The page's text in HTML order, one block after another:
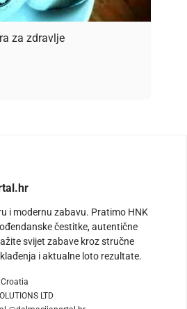
za zdravlje
i modernu zabavu. Pratimo HNK
čestitke, autentične
svijet zabave kroz stručne
i aktualne loto rezultate.
LTD